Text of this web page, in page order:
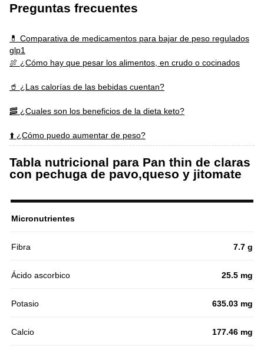
Preguntas frecuentes
💊 Comparativa de medicamentos para bajar de peso regulados
glp1
🍖 ¿Cómo hay que pesar los alimentos, en crudo o cocinados
🥤 ¿Las calorías de las bebidas cuentan?
🥓 ¿Cuales son los beneficios de la dieta keto?
⬆️ ¿Cómo puedo aumentar de peso?
Tabla nutricional para Pan thin de claras
con pechuga de pavo,queso y jitomate
Micronutrientes
Fibra 7.7 g
Ácido ascorbico 25.5 mg
Potasio 635.03 mg
Calcio 177.46 mg